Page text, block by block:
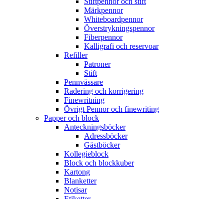
Märkpennor
Whiteboardpennor
Överstrykningspennor
Fiberpennor
Kalligrafi och reservoar
Refiller
Patroner
Stift
Pennvässare
Radering och korrigering
Finewritning
Övrigt Pennor och finewriting
Papper och block
Anteckningsböcker
Adressböcker
Gästböcker
Kollegieblock
Block och blockkuber
Kartong
Blanketter
Notisar